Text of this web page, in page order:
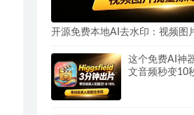
开源免费本地AI去水印：视频图
这个免费AI神
文音频秒变10